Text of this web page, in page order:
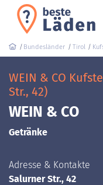
Bundesländer Tirol
WEIN & CO
Str., 42)
WEIN & CO
Getränke
Adresse & Kontakte
Salurner Str., 42